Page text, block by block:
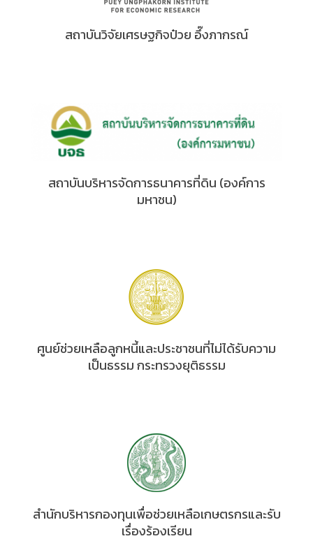
สถาบันวิจัยเศรษฐกิจป๋วย อึ๊งภากรณ์
สถาบันบริหารจัดการธนาคารที่ดิน (องค์การ
มหาชน)
ศูนย์ช่วยเหลือลูกหนี้และประชาชนที่ไม่ได้รับความ
เป็นธรรม กระทรวงยุติธรรม
สำนักบริหารกองทุนเพื่อช่วยเหลือเกษตรกรและรับ
เรื่องร้องเรียน